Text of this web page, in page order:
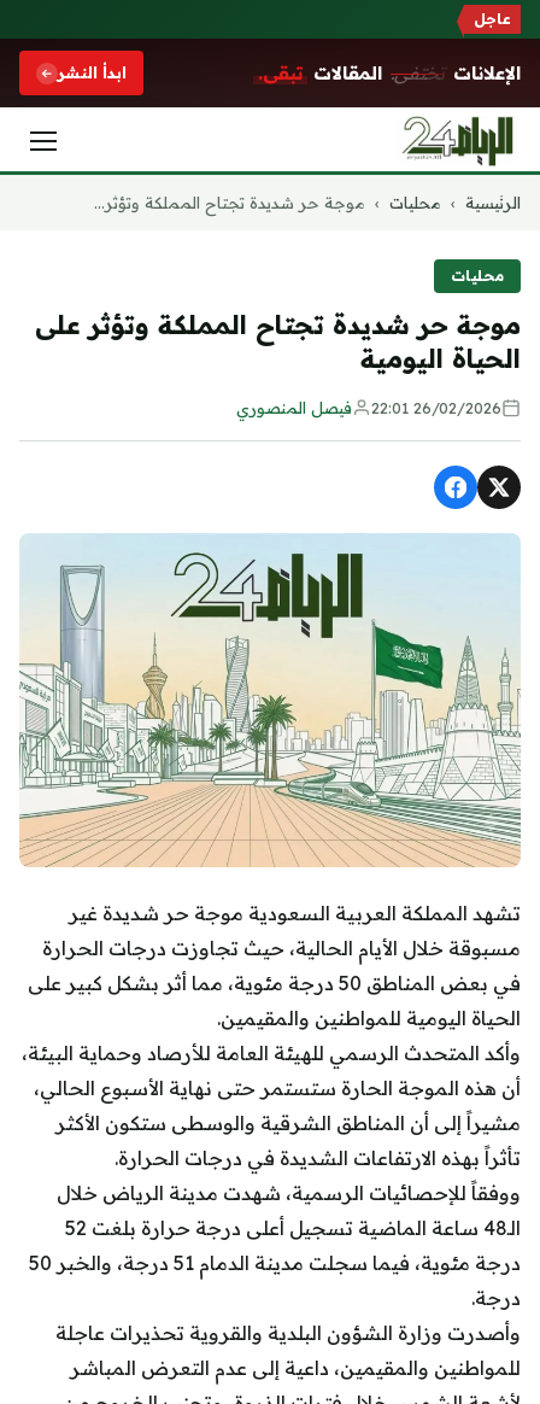
عاجل
الإعلانات تختفي. المقالات تبقى. ابدأ النشر
التجاوز
الرئيسية › محليات › موجة حر شديدة تجتاح المملكة وتؤثر...
محليات
موجة حر شديدة تجتاح المملكة وتؤثر على
الحياة اليومية
26/02/2026 22:01 فيصل المنصوري
تشهد المملكة العربية السعودية موجة حر شديدة غير
مسبوقة خلال الأيام الحالية، حيث تجاوزت درجات الحرارة
في بعض المناطق 50 درجة مئوية، مما أثر بشكل كبير على
الحياة اليومية للمواطنين والمقيمين.
وأكد المتحدث الرسمي للهيئة العامة للأرصاد وحماية البيئة،
أن هذه الموجة الحارة ستستمر حتى نهاية الأسبوع الحالي،
مشيراً إلى أن المناطق الشرقية والوسطى ستكون الأكثر
تأثراً بهذه الارتفاعات الشديدة في درجات الحرارة.
ووفقاً للإحصائيات الرسمية، شهدت مدينة الرياض خلال
الـ48 ساعة الماضية تسجيل أعلى درجة حرارة بلغت 52
درجة مئوية، فيما سجلت مدينة الدمام 51 درجة، والخبر 50
درجة.
وأصدرت وزارة الشؤون البلدية والقروية تحذيرات عاجلة
للمواطنين والمقيمين، داعية إلى عدم التعرض المباشر